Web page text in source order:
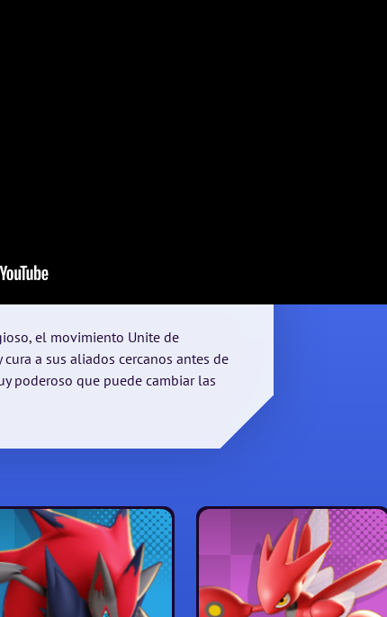
el movimiento Unite de
a sus aliados cercanos antes de
poderoso que puede cambiar las